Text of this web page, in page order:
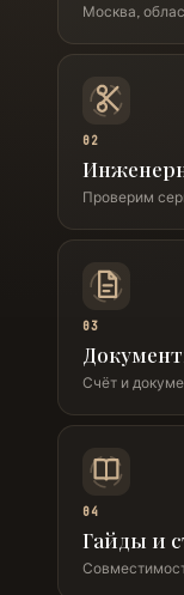
Москва,
02
Проверим
03
Счёт и
04
Гайды и